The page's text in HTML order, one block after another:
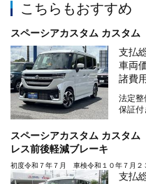
こちらもおすすめ
スペーシアカスタム カスタ
支払
車両
諸費
法定整
保証付
スペーシアカスタム カスタ
レス前後軽減ブレーキ
初度令和７年７月 車検令和１０年７月
支払